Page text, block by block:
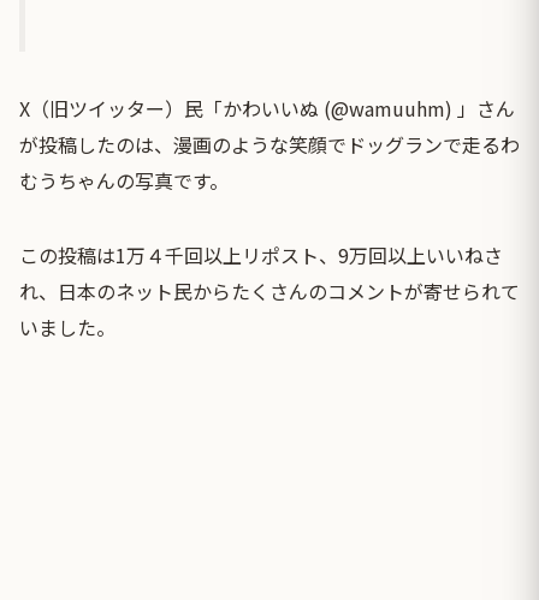
X（旧ツイッター）民「かわいいぬ (@wamuuhm) 」さん
が投稿したのは、漫画のような笑顔でドッグランで走るわ
むうちゃんの写真です。
この投稿は1万４千回以上リポスト、9万回以上いいねさ
れ、日本のネット民からたくさんのコメントが寄せられて
いました。